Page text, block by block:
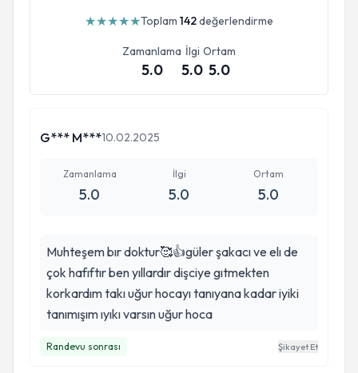
★★★★★Toplam 142değerlendirme
Zamanlama
5.0
İlgi
5.0
Ortam
5.0
G*** M***10.02.2025
Zamanlama
5.0
İlgi
5.0
Ortam
5.0
Muhteşem bır doktur🥰👍güler şakacı ve elı de
çok hafıftır ben yıllardır dişciye gıtmekten
korkardım takı uğur hocayı tanıyana kadar iyiki
tanımışım ıyıkı varsın uğur hoca
Randevu sonrası Şikayet Et